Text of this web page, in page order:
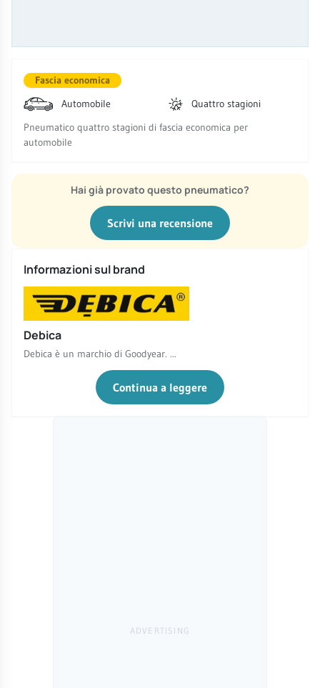
Fascia economica
Automobile
Quattro stagioni
Pneumatico quattro stagioni di fascia economica per
automobile
Hai già provato questo pneumatico?
Scrivi una recensione
Informazioni sul brand
Debica
Debica è un marchio di Goodyear. ...
Continua a leggere